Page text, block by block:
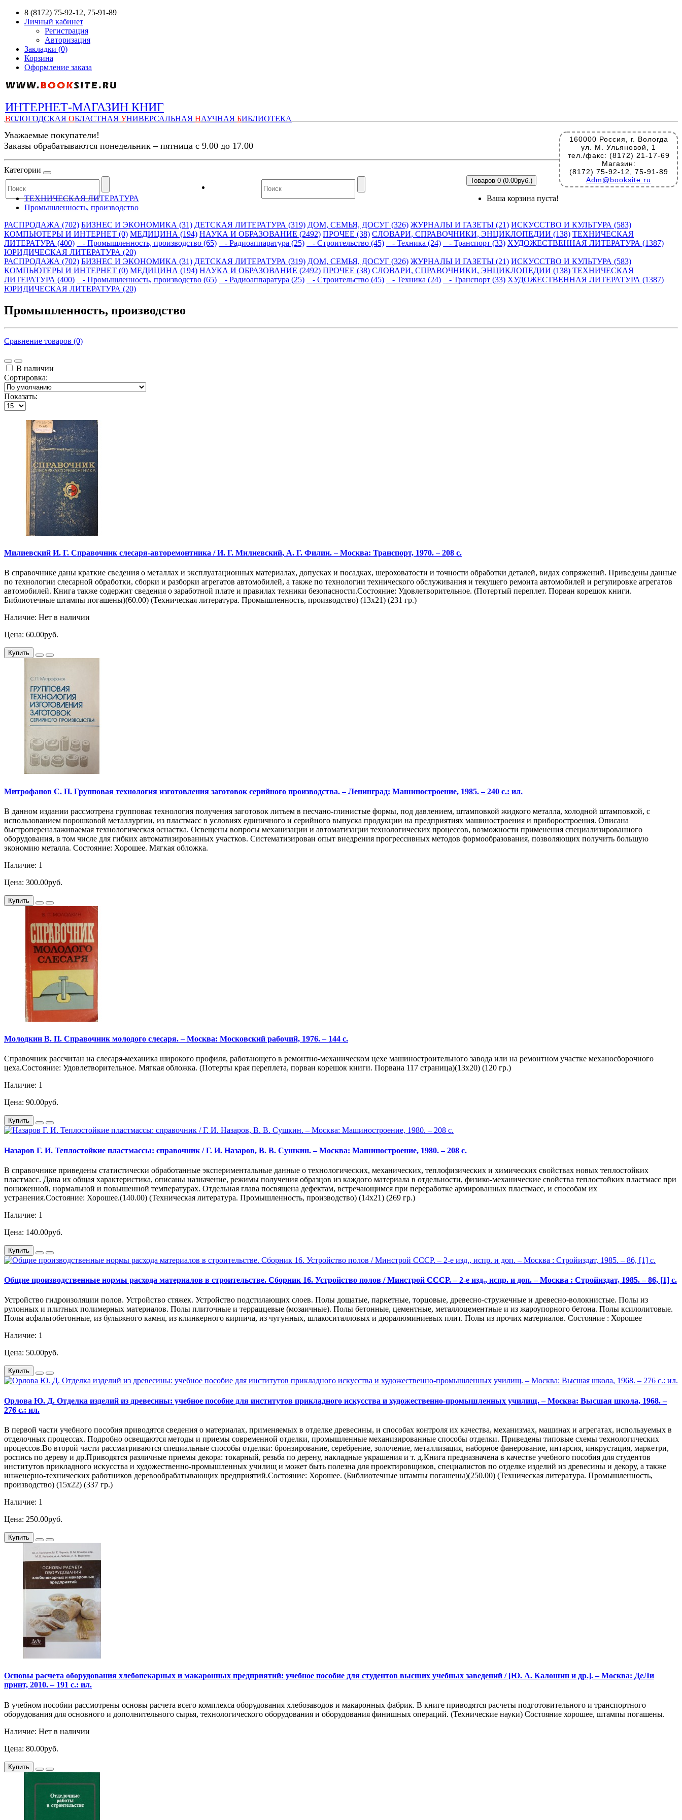
8 (8172) 75-92-12, 75-91-89
Личный кабинет
Регистрация
Авторизация
Закладки (0)
Корзина
Оформление заказа
ИНТЕРНЕТ-МАГАЗИН КНИГ
ВОЛОГОДСКАЯ ОБЛАСТНАЯ УНИВЕРСАЛЬНАЯ НАУЧНАЯ БИБЛИОТЕКА
160000 Россия, г. Вологда
ул. М. Ульяновой, 1
тел./факс: (8172) 21-17-69
Магазин:
(8172) 75-92-12, 75-91-89
Adm@booksite.ru
Уважаемые покупатели!
Заказы обрабатываются понедельник – пятница с 9.00 до 17.00
Категории
Товаров 0 (0.00руб.)
Ваша корзина пуста!
ТЕХНИЧЕСКАЯ ЛИТЕРАТУРА
Промышленность, производство
РАСПРОДАЖА (702) БИЗНЕС И ЭКОНОМИКА (31) ДЕТСКАЯ ЛИТЕРАТУРА (319) ДОМ, СЕМЬЯ, ДОСУГ (326) ЖУРНАЛЫ И ГАЗЕТЫ (21) ИСКУССТВО И КУЛЬТУРА (583)
КОМПЬЮТЕРЫ И ИНТЕРНЕТ (0) МЕДИЦИНА (194) НАУКА И ОБРАЗОВАНИЕ (2492) ПРОЧЕЕ (38) СЛОВАРИ, СПРАВОЧНИКИ, ЭНЦИКЛОПЕДИИ (138) ТЕХНИЧЕСКАЯ
ЛИТЕРАТУРА (400)
- Промышленность, производство (65) - Радиоаппаратура (25) - Строительство (45) - Техника (24) - Транспорт (33) ХУДОЖЕСТВЕННАЯ ЛИТЕРАТУРА (1387)
ЮРИДИЧЕСКАЯ ЛИТЕРАТУРА (20)
РАСПРОДАЖА (702) БИЗНЕС И ЭКОНОМИКА (31) ДЕТСКАЯ ЛИТЕРАТУРА (319) ДОМ, СЕМЬЯ, ДОСУГ (326) ЖУРНАЛЫ И ГАЗЕТЫ (21) ИСКУССТВО И КУЛЬТУРА (583)
КОМПЬЮТЕРЫ И ИНТЕРНЕТ (0) МЕДИЦИНА (194) НАУКА И ОБРАЗОВАНИЕ (2492) ПРОЧЕЕ (38) СЛОВАРИ, СПРАВОЧНИКИ, ЭНЦИКЛОПЕДИИ (138) ТЕХНИЧЕСКАЯ
ЛИТЕРАТУРА (400)
- Промышленность, производство (65) - Радиоаппаратура (25) - Строительство (45) - Техника (24) - Транспорт (33) ХУДОЖЕСТВЕННАЯ ЛИТЕРАТУРА (1387)
ЮРИДИЧЕСКАЯ ЛИТЕРАТУРА (20)
Промышленность, производство
Сравнение товаров (0)
В наличии
Сортировка:
Показать:
Милиевский И. Г. Справочник слесаря-авторемонтника / И. Г. Милиевский, А. Г. Филин. – Москва: Транспорт, 1970. – 208 с.
В справочнике даны краткие сведения о металлах и эксплуатационных материалах, допусках и посадках, шероховатости и точности обработки деталей, видах сопряжений. Приведены данные
по технологии слесарной обработки, сборки и разборки агрегатов автомобилей, а также по технологии технического обслуживания и текущего ремонта автомобилей и регулировке агрегатов
автомобилей. Книга также содержит сведения о заработной плате и правилах техники безопасности.Состояние: Удовлетворительное. (Потертый переплет. Порван корешок книги.
Библиотечные штампы погашены)(60.00) (Техническая литература. Промышленность, производство) (13х21) (231 гр.)
Наличие: Нет в наличии
Цена: 60.00руб.
Купить
Митрофанов С. П. Групповая технология изготовления заготовок серийного производства. – Ленинград: Машиностроение, 1985. – 240 с.: ил.
В данном издании рассмотрена групповая технология получения заготовок литьем в песчано-глинистые формы, под давлением, штамповкой жидкого металла, холодной штамповкой, с
использованием порошковой металлургии, из пластмасс в условиях единичного и серийного выпуска продукции на предприятиях машиностроения и приборостроения. Описана
быстропереналаживаемая технологическая оснастка. Освещены вопросы механизации и автоматизации технологических процессов, возможности применения специализированного
оборудования, в том числе для гибких автоматизированных участков. Систематизирован опыт внедрения прогрессивных методов формообразования, позволяющих получить большую
экономию металла. Состояние: Хорошее. Мягкая обложка.
Наличие: 1
Цена: 300.00руб.
Купить
Молодкин В. П. Справочник молодого слесаря. – Москва: Московский рабочий, 1976. – 144 с.
Справочник рассчитан на слесаря-механика широкого профиля, работающего в ремонтно-механическом цехе машиностроительного завода или на ремонтном участке механосборочного
цеха.Состояние: Удовлетворительное. Мягкая обложка. (Потерты края переплета, порван корешок книги. Порвана 117 страница)(13х20) (120 гр.)
Наличие: 1
Цена: 90.00руб.
Купить
Назаров Г. И. Теплостойкие пластмассы: справочник / Г. И. Назаров, В. В. Сушкин. – Москва: Машиностроение, 1980. – 208 с.
В справочнике приведены статистически обработанные экспериментальные данные о технологических, механических, теплофизических и химических свойствах новых теплостойких
пластмасс. Дана их общая характеристика, описаны назначение, режимы получения образцов из каждого материала в отдельности, физико-механические свойства теплостойких пластмасс при
пониженной, нормальной и повышенной температурах. Отдельная глава посвящена дефектам, встречающимся при переработке армированных пластмасс, и способам их
устранения.Состояние: Хорошее.(140.00) (Техническая литература. Промышленность, производство) (14х21) (269 гр.)
Наличие: 1
Цена: 140.00руб.
Купить
Общие производственные нормы расхода материалов в строительстве. Сборник 16. Устройство полов / Минстрой СССР. – 2-е изд., испр. и доп. – Москва : Стройиздат, 1985. – 86, [1] с.
Устройство гидроизоляции полов. Устройство стяжек. Устройство подстилающих слоев. Полы дощатые, паркетные, торцовые, древесно-стружечные и древесно-волокнистые. Полы из
рулонных и плитных полимерных материалов. Полы плиточные и терраццевые (мозаичные). Полы бетонные, цементные, металлоцементные и из жароупорного бетона. Полы ксилолитовые.
Полы асфальтобетонные, из булыжного камня, из клинкерного кирпича, из чугунных, шлакоситалловых и дюралюминиевых плит. Полы из прочих материалов. Состояние : Хорошее
Наличие: 1
Цена: 50.00руб.
Купить
Орлова Ю. Д. Отделка изделий из древесины: учебное пособие для институтов прикладного искусства и художественно-промышленных училищ. – Москва: Высшая школа, 1968. –
276 с.: ил.
В первой части учебного пособия приводятся сведения о материалах, применяемых в отделке древесины, и способах контроля их качества, механизмах, машинах и агрегатах, используемых в
отделочных процессах. Подробно освещаются методы и приемы современной отделки, промышленные механизированные способы отделки. Приведены типовые схемы технологических
процессов.Во второй части рассматриваются специальные способы отделки: бронзирование, серебрение, золочение, металлизация, наборное фанерование, интарсия, инкрустация, маркетри,
роспись по дереву и др.Приводятся различные приемы декора: токарный, резьба по дерену, накладные украшения и т. д.Книга предназначена в качестве учебного пособия для студентов
институтов прикладного искусства и художественно-промышленных училищ и может быть полезна для проектировщиков, специалистов по отделке изделий из древесины и декору, а также
инженерно-технических работников деревообрабатывающих предприятий.Состояние: Хорошее. (Библиотечные штампы погашены)(250.00) (Техническая литература. Промышленность,
производство) (15х22) (337 гр.)
Наличие: 1
Цена: 250.00руб.
Купить
Основы расчета оборудования хлебопекарных и макаронных предприятий: учебное пособие для студентов высших учебных заведений / [Ю. А. Калошин и др.]. – Москва: ДеЛи
принт, 2010. – 191 с.: ил.
В учебном пособии рассмотрены основы расчета всего комплекса оборудования хлебозаводов и макаронных фабрик. В книге приводятся расчеты подготовительного и транспортного
оборудования для основного и дополнительного сырья, технологического оборудования и оборудования финишных операций. (Технические науки) Состояние хорошее, штампы погашены.
Наличие: Нет в наличии
Цена: 80.00руб.
Купить